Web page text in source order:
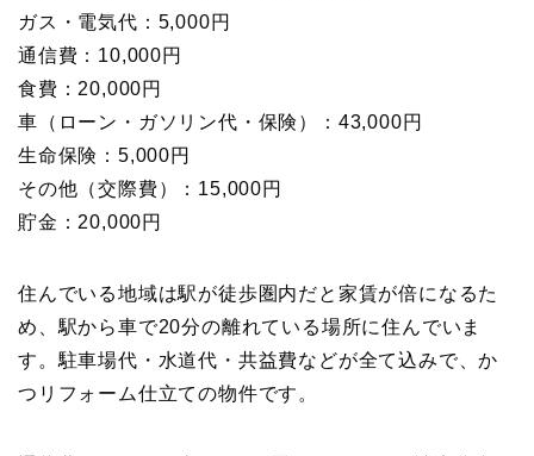
ガス・電気代：5,000円
通信費：10,000円
食費：20,000円
車（ローン・ガソリン代・保険）：43,000円
生命保険：5,000円
その他（交際費）：15,000円
貯金：20,000円
住んでいる地域は駅が徒歩圏内だと家賃が倍になるた
め、駅から車で20分の離れている場所に住んでいま
す。駐車場代・水道代・共益費などが全て込みで、か
つリフォーム仕立ての物件です。